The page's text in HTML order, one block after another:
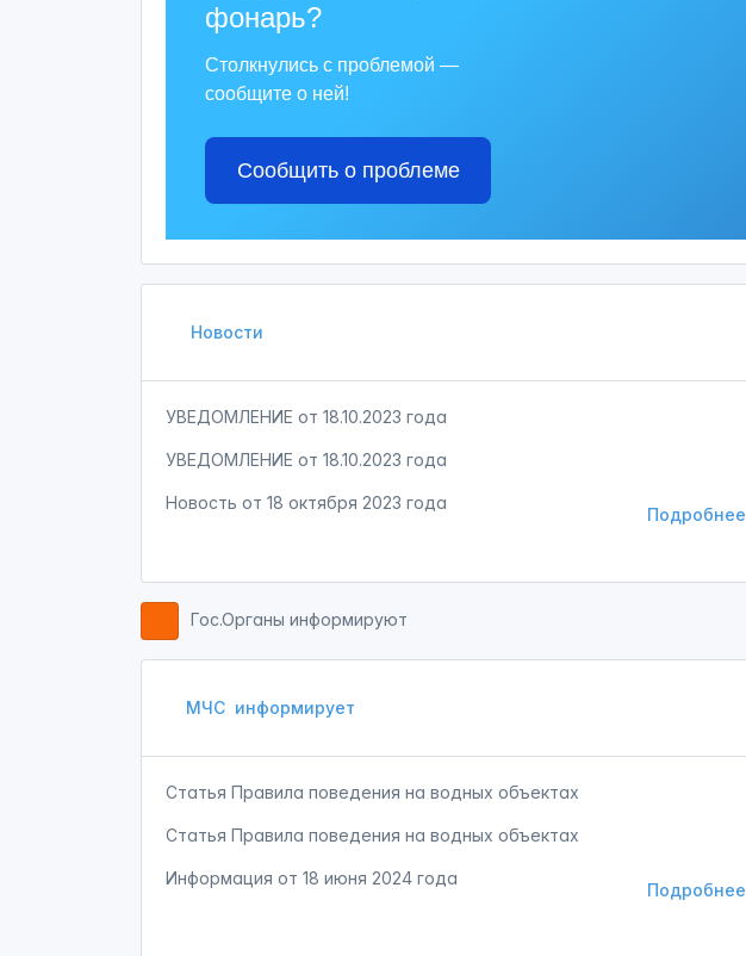
фонарь?
Столкнулись с проблемой —
сообщите о ней!
Сообщить о проблеме
Новости
УВЕДОМЛЕНИЕ от 18.10.2023 года
УВЕДОМЛЕНИЕ от 18.10.2023 года
Подробнее
Новость от 18 октября 2023 года
Гос.Органы информируют
МЧС информирует
Статья Правила поведения на водных объектах
Статья Правила поведения на водных объектах
Подробнее
Информация от 18 июня 2024 года